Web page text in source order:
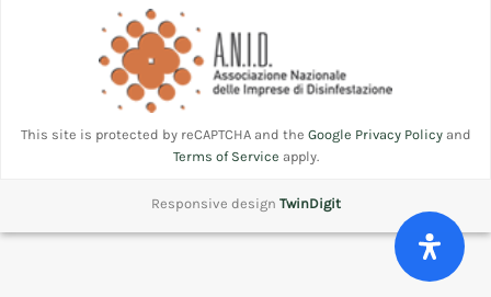
This site is protected by reCAPTCHA and the Google Privacy Policyand
Terms of Service apply.
Responsive design TwinDigit